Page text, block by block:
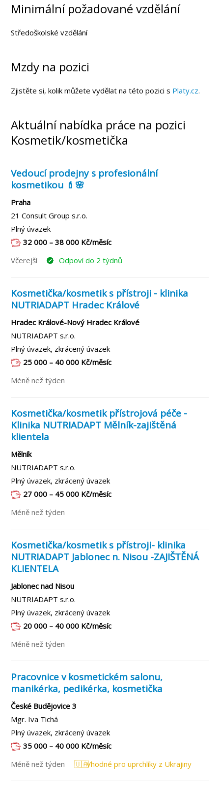
Minimální požadované vzdělání
Středoškolské vzdělání
Mzdy na pozici
Zjistěte si, kolik můžete vydělat na této pozici s Platy.cz.
Aktuální nabídka práce na pozici
Kosmetik/kosmetička
Vedoucí prodejny s profesionální
kosmetikou 💄🌸
Praha
21 Consult Group s.r.o.
Plný úvazek
32 000 – 38 000 Kč/měsíc
Včerejší
Odpoví do 2 týdnů
Kosmetička/kosmetik s přístroji - klinika
NUTRIADAPT Hradec Králové
Hradec Králové-Nový Hradec Králové
NUTRIADAPT s.r.o.
Plný úvazek, zkrácený úvazek
25 000 – 40 000 Kč/měsíc
Méně než týden
Kosmetička/kosmetik přístrojová péče -
Klinika NUTRIADAPT Mělník-zajištěná
klientela
Mělník
NUTRIADAPT s.r.o.
Plný úvazek, zkrácený úvazek
27 000 – 45 000 Kč/měsíc
Méně než týden
Kosmetička/kosmetik s přístroji- klinika
NUTRIADAPT Jablonec n. Nisou -ZAJIŠTĚNÁ
KLIENTELA
Jablonec nad Nisou
NUTRIADAPT s.r.o.
Plný úvazek, zkrácený úvazek
20 000 – 40 000 Kč/měsíc
Méně než týden
Pracovnice v kosmetickém salonu,
manikérka, pedikérka, kosmetička
České Budějovice 3
Mgr. Iva Tichá
Plný úvazek, zkrácený úvazek
35 000 – 40 000 Kč/měsíc
Méně než týden
🇺🇦Vhodné pro uprchlíky z Ukrajiny